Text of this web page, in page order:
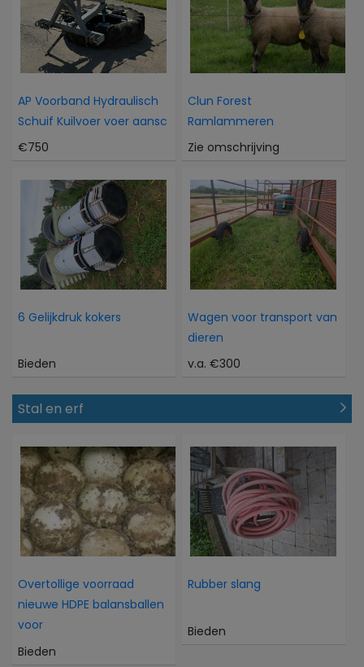
AP Voorband Hydraulisch
Schuif Kuilvoer voer aansc
€750
Clun Forest
Ramlammeren
Zie omschrijving
6 Gelijkdruk kokers
Bieden
Wagen voor transport van
dieren
v.a. €300
Stal en erf
Overtollige voorraad
nieuwe HDPE balansballen
voor
Bieden
Rubber slang
Bieden